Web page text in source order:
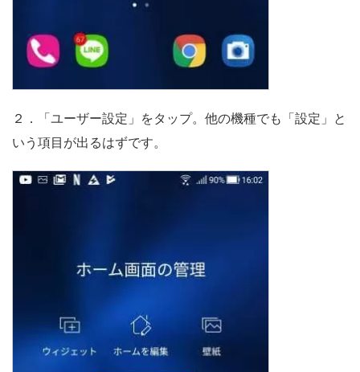
２．「ユーザー設定」をタップ。他の機種でも「設定」と
いう項目が出るはずです。